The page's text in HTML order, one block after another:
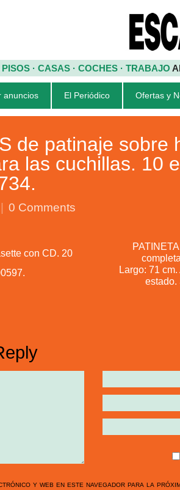
PISOS · CASAS · COCHES · TRABAJO
anuncios El Periódico Ofertas y
de patinaje sobre
las cuchillas. 10
0 Comments
con CD. 20
Largo: 71
estado.
y web en este navegador para la